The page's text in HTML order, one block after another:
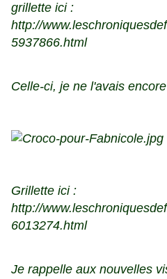
grillette ici :
http://
5937866.html
Celle-ci, je ne l'avais
Grillette ici :
http://
6013274.html
Je rappelle aux nouvelles